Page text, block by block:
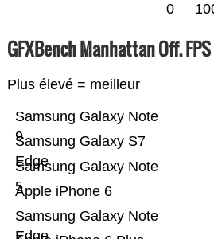
0
GFXBench Manhattan Off. FPS
Plus élevé = meilleur
Samsung Galaxy Note
Apple iPhone 6
Samsung Galaxy Note
5
Samsung Galaxy S7
Edge
Samsung Galaxy Note
9